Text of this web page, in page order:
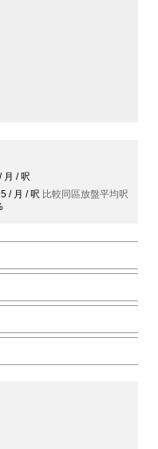
月 / 呎
/ 月 / 呎 比較同區放盤平均呎